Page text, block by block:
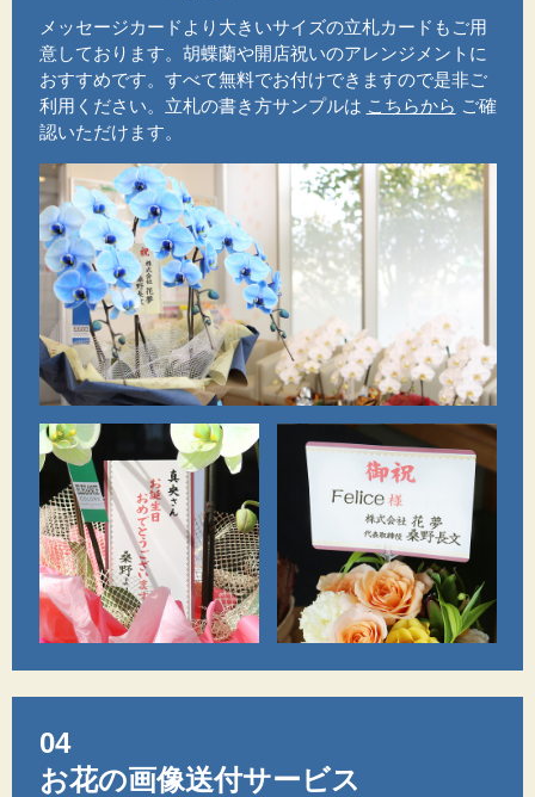
メッセージカードより大きいサイズの立札カードもご用
意しております。胡蝶蘭や開店祝いのアレンジメントに
おすすめです。すべて無料でお付けできますので是非ご
利用ください。立札の書き方サンプルは こちらから ご確
認いただけます。
04
お花の画像送付サービス